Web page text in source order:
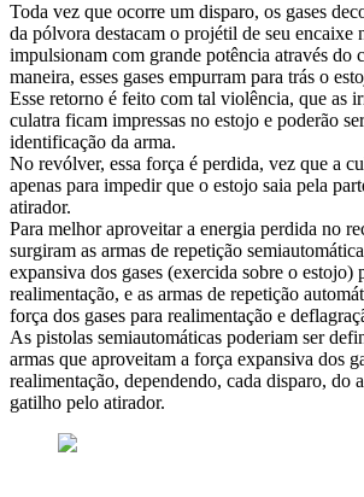
Toda vez que ocorre um disparo, os gases
da pólvora destacam o projétil de seu encaixe
impulsionam com grande potência através do
maneira, esses gases empurram para trás o
Esse retorno é feito com tal violência, que as
culatra ficam impressas no estojo e poderão
identificação da arma.
No revólver, essa força é perdida, vez que a
apenas para impedir que o estojo saia pela
atirador.
Para melhor aproveitar a energia perdida no
surgiram as armas de repetição
expansiva dos gases (exercida sobre o estojo)
realimentação, e as armas de repetição
força dos gases para realimentação e
As pistolas semiautomáticas poderiam ser
armas que aproveitam a força expansiva dos
realimentação, dependendo, cada disparo, do
gatilho pelo atirador.